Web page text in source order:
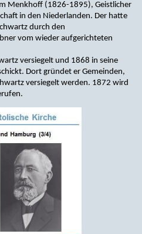
Menkhoff (1826-1895), Geistlicher
in den Niederlanden. Der hatte
durch den
vom wieder aufgerichteten
versiegelt und 1868 in seine
Dort gründet er Gemeinden,
versiegelt werden. 1872 wird